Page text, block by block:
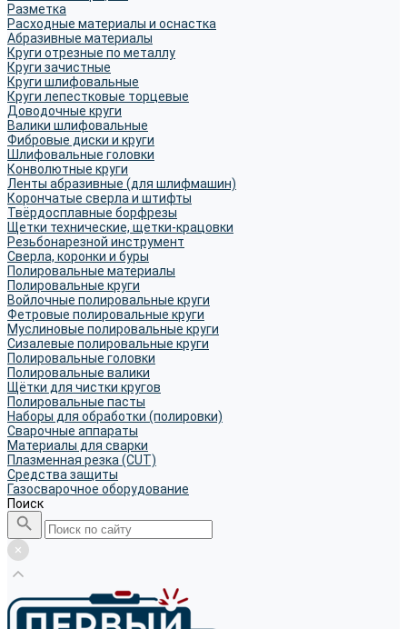
Разметка
Расходные материалы и оснастка
Абразивные материалы
Круги отрезные по металлу
Круги зачистные
Круги шлифовальные
Круги лепестковые торцевые
Доводочные круги
Валики шлифовальные
Фибровые диски и круги
Шлифовальные головки
Конволютные круги
Ленты абразивные (для шлифмашин)
Корончатые сверла и штифты
Твёрдосплавные борфрезы
Щетки технические, щетки-крацовки
Резьбонарезной инструмент
Сверла, коронки и буры
Полировальные материалы
Полировальные круги
Войлочные полировальные круги
Фетровые полировальные круги
Муслиновые полировальные круги
Cизалевые полировальные круги
Полировальные головки
Полировальные валики
Щётки для чистки кругов
Полировальные пасты
Наборы для обработки (полировки)
Сварочные аппараты
Материалы для сварки
Плазменная резка (CUT)
Средства защиты
Газосварочное оборудование
Поиск